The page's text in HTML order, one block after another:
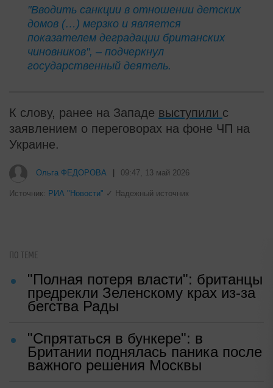
"Вводить санкции в отношении детских
домов (…) мерзко и является
показателем деградации британских
чиновников", – подчеркнул
государственный деятель.
К слову, ранее на Западе выступили с
заявлением о переговорах на фоне ЧП на
Украине.
"Потеряли стыд в погоне за
"Потеряли стыд в погоне за
"Диором": Поплавская вмазала
семейке Плющенко
Источник: РИА "Новости"✓ Надежный источник